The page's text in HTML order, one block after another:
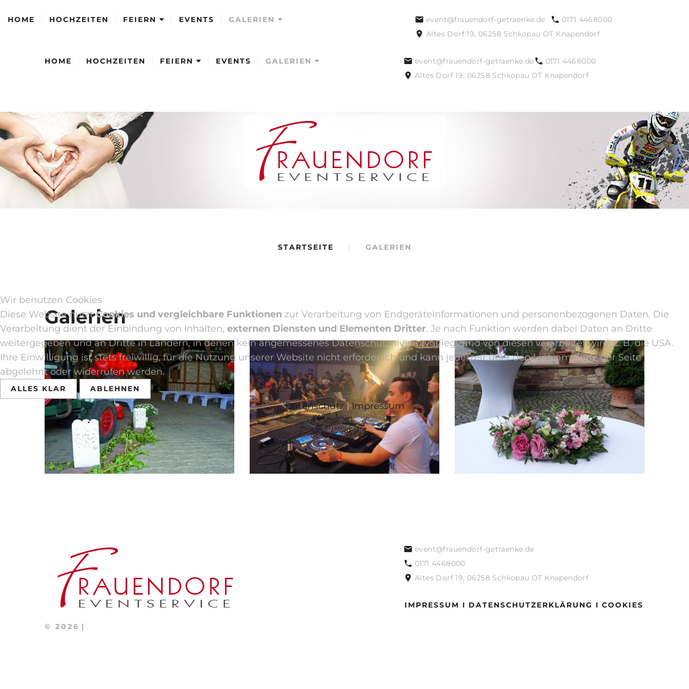
HOME HOCHZEITEN FEIERN EVENTS GALERIEN event@frauendorf-getraenke.de
0171 4468000
Altes Dorf 19, 06258 Schkopau OT Knapendorf
HOME HOCHZEITEN FEIERN EVENTS GALERIEN
EVENTS
INSPIRATIONEN
event@frauendorf-getraenke.de
0171 4468000
Altes Dorf 19, 06258 Schkopau OT Knapendorf
STARTSEITE GALERIEN
Galerien
Hochzeiten Events Inspirationen
© 2026
event@frauendorf-getraenke.de
0171 4468000
Altes Dorf 19, 06258 Schkopau OT Knapendorf
IMPRESSUM I DATENSCHUTZERKLÄRUNG I COOKIES
Wir benutzen Cookies
Diese Website nutztCookies und vergleichbare Funktionen zur Verarbeitung von Endgeräteinformationen und personenbezogenen Daten. Die
Verarbeitung dient der Einbindung von Inhalten, externen Diensten und Elementen Dritter. Je nach Funktion werden dabei Daten an Dritte
weitergegeben und an Dritte in Ländern, in denen kein angemessenes Datenschutzniveau vorliegt und von diesen verarbeitet wird, z. B. die USA.
Ihre Einwilligung ist stets freiwillig, für die Nutzung unserer Website nicht erforderlich und kann jederzeit über den Link am Ende der Seite
abgelehnt oder widerrufen werden.
ALLES KLAR ABLEHNEN
Datenschutz|Impressum